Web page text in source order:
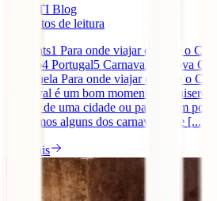
IATI Blog
minutos de leitura
Contents1 Para onde viajar durante o
Janeiro4 Portugal5 Carnaval de Nova
Venezuela Para onde viajar durante o
Carnaval é um bom momento se quiseres
cultura de uma cidade ou país de um
Reunimos alguns dos carnavais que [...]
Ler mais